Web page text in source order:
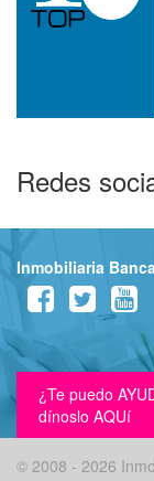
Redes
Inmobiliaria
¿Te puedo
dínoslo AQUí
© 2008 - 2026